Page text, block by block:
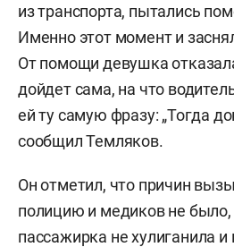
из транспорта, пытались
Именно этот момент и
От помощи девушка
дойдет сама, на что
ей ту самую фразу: „Тогда
сообщил Темляков.
Он отметил, что причин
полицию и медиков не было,
пассажирка не хулиганила